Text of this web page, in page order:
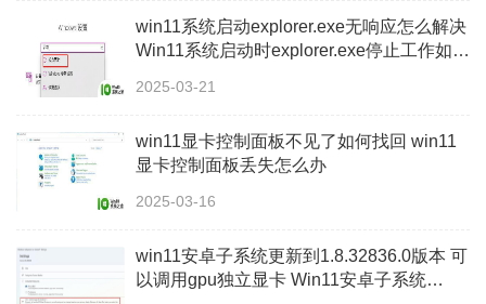
win11系统启动explorer.exe无响应怎么解决
Win11系统启动时explorer.exe停止工作如何
2025-03-21
win11显卡控制面板不见了如何找回 win11
显卡控制面板丢失怎么办
2025-03-16
win11安卓子系统更新到1.8.32836.0版本 可
以调用gpu独立显卡 Win11安卓子系统